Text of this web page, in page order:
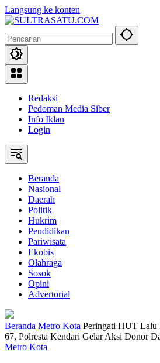
Langsung ke konten
Redaksi
Pedoman Media Siber
Info Iklan
Login
Beranda
Nasional
Daerah
Politik
Hukrim
Pendidikan
Pariwisata
Ekobis
Olahraga
Sosok
Opini
Advertorial
Beranda Metro Kota Peringati HUT Lalu
67, Polresta Kendari Gelar Aksi Donor
Metro Kota